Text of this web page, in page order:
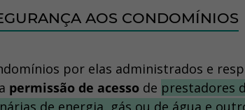
AOS CONDOMÍNIOS
por elas administrados e
permissão de acesso de prestadores
de energia, gás ou de água e